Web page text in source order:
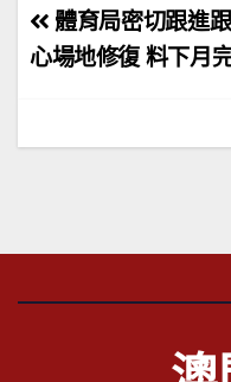
文
章
覽
體育局密切跟進
心場地修復 料下月